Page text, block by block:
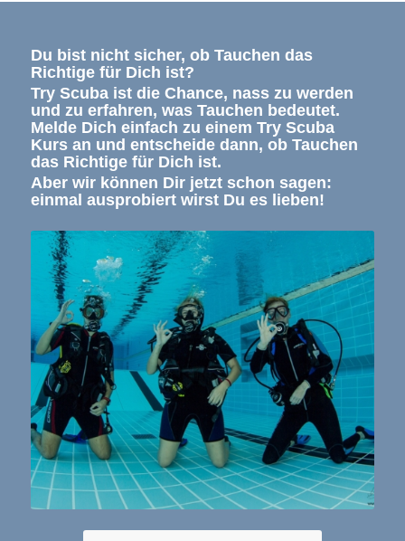
Du bist nicht sicher, ob Tauchen das
Richtige für Dich ist?
Try Scuba ist die Chance, nass zu werden
und zu erfahren, was Tauchen bedeutet.
Melde Dich einfach zu einem Try Scuba
Kurs an und entscheide dann, ob Tauchen
das Richtige für Dich ist.
Aber wir können Dir jetzt schon sagen:
einmal ausprobiert wirst Du es lieben!